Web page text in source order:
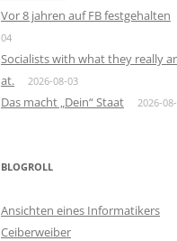
Vor 8 jahren auf FB festgehalten
04
Socialists with what they really
at.
2026-08-03
Das macht „Dein“ Staat 2026-
BLOGROLL
Ansichten eines Informatikers
Ceiberweiber